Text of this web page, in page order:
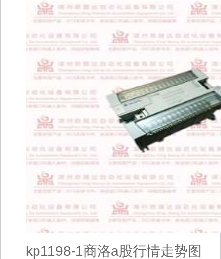
kp1198-1商洛a股行情走势图